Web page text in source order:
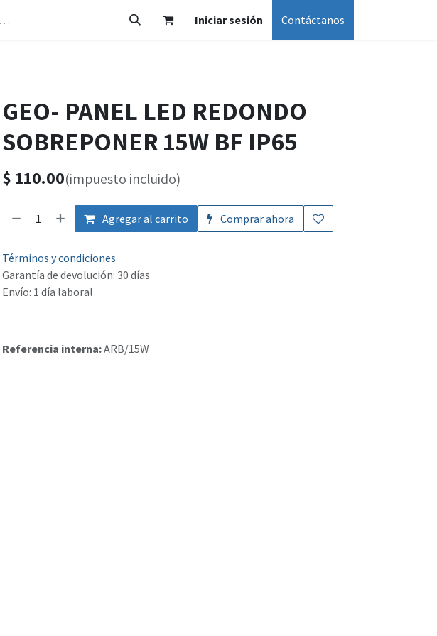
Iniciar sesión Contáctanos
GEO- PANEL LED REDONDO
SOBREPONER 15W BF IP65
$ 110.00(impuesto incluido)
Agregar al carrito Comprar ahora
Términos y condiciones
Garantía de devolución: 30 días
Envío: 1 día laboral
Referencia interna:ARB/15W